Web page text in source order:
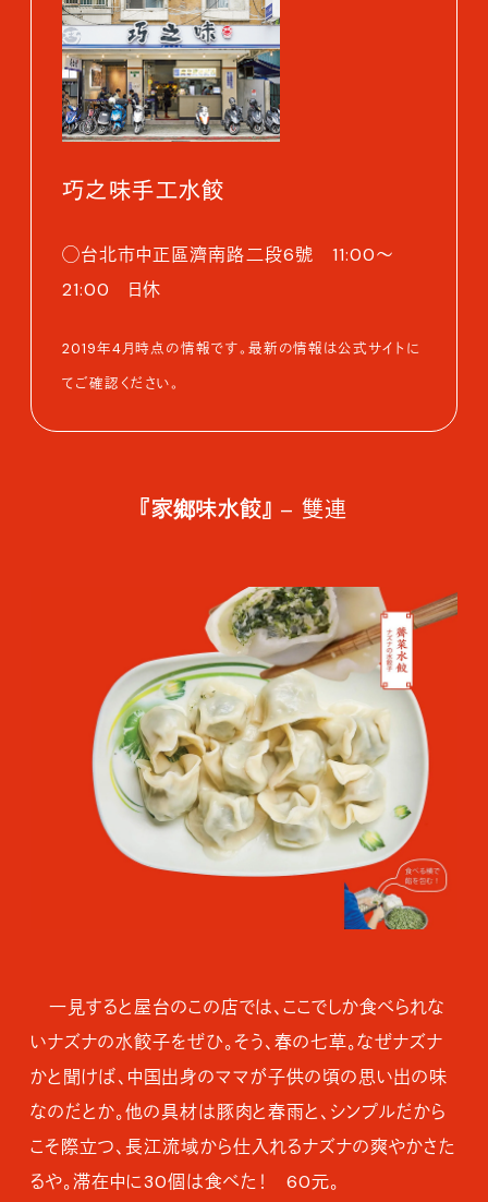
巧之味手工水餃
◯台北市中正區濟南路二段6號 11:00～
21:00 日休
2019年4月時点の情報です。最新の情報は公式サイトに
てご確認ください。
『家鄉味水餃』 – 雙連
一見すると屋台のこの店では、ここでしか食べられな
いナズナの水餃子をぜひ。そう、春の七草。なぜナズナ
かと聞けば、中国出身のママが子供の頃の思い出の味
なのだとか。他の具材は豚肉と春雨と、シンプルだから
こそ際立つ、長江流域から仕入れるナズナの爽やかさた
るや。滞在中に30個は食べた！ 60元。